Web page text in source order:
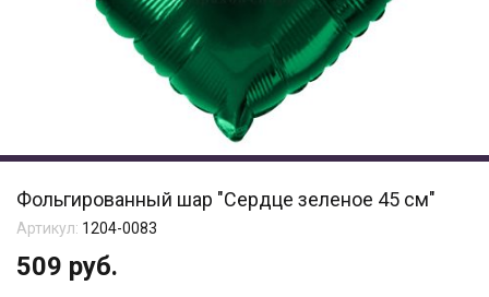
Фольгированный шар "Сердце зеленое 45 см"
Артикул: 1204-0083
509 руб.